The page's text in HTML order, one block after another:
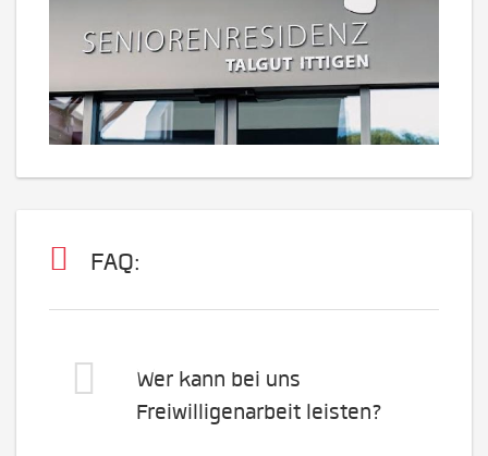
FAQ:
Wer kann bei uns
Freiwilligenarbeit leisten?